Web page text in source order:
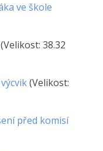
ve škole
(Velikost: 38.32
(Velikost:
před komisí